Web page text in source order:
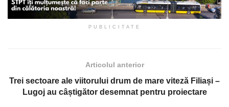
PUBLICITATE
Articolul anterior
Trei sectoare ale viitorului drum de mare viteză Filiași –
Lugoj au câștigător desemnat pentru proiectare